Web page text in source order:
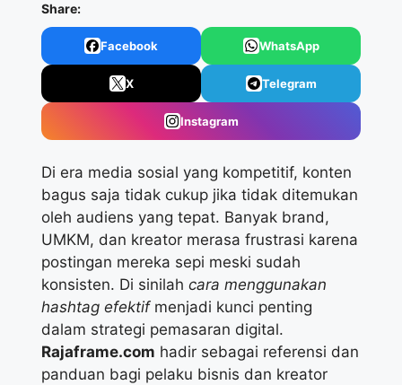
Share:
Facebook WhatsApp
X Telegram
Instagram
Di era media sosial yang kompetitif, konten
bagus saja tidak cukup jika tidak ditemukan
oleh audiens yang tepat. Banyak brand,
UMKM, dan kreator merasa frustrasi karena
postingan mereka sepi meski sudah
konsisten. Di sinilah cara menggunakan
hashtag efektifmenjadi kunci penting
dalam strategi pemasaran digital.
Rajaframe.com hadir sebagai referensi dan
panduan bagi pelaku bisnis dan kreator